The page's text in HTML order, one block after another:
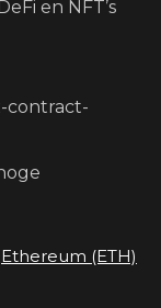
en NFT’s
contract-
Ethereum (ETH)